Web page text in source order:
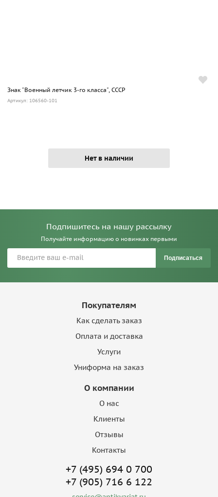
Знак "Военный летчик 3-го класса", СССР
Артикул: 106560-101
Нет в наличии
Подпишитесь на нашу рассылку
Получайте информацию о новинках первыми
Подписаться
Покупателям
Как сделать заказ
Оплата и доставка
Услуги
Униформа на заказ
О компании
О нас
Клиенты
Отзывы
Контакты
+7 (495) 694 0 700
+7 (905) 716 6 122